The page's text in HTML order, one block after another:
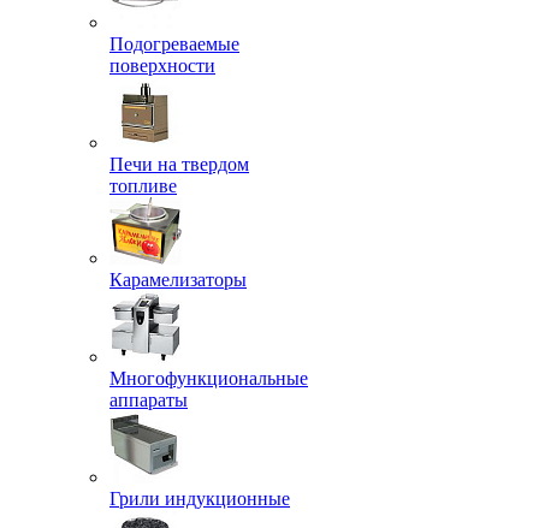
Подогреваемые
поверхности
Печи на твердом
топливе
Карамелизаторы
Многофункциональные
аппараты
Грили индукционные